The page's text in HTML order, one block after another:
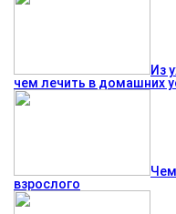
Из
чем лечить в домашних
взрослого